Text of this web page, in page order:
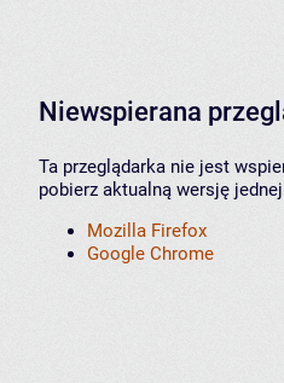
Niewspierana
Ta przeglądarka nie jest
pobierz aktualną wersję
Mozilla Firefox
Google Chrome